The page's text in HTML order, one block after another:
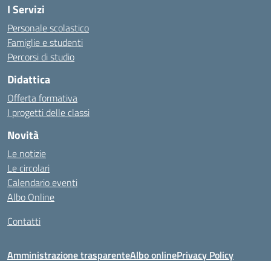
I Servizi
Personale scolastico
Famiglie e studenti
Percorsi di studio
Didattica
Offerta formativa
I progetti delle classi
Novità
Le notizie
Le circolari
Calendario eventi
Albo Online
Contatti
Amministrazione trasparenteAlbo onlinePrivacy Policy